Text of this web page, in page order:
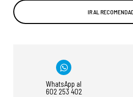
IR AL
WhatsApp al
602 253 402